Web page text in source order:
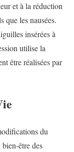
et à la réduction
que les nausées.
insérées à
utilise la
être réalisées par
du
être des